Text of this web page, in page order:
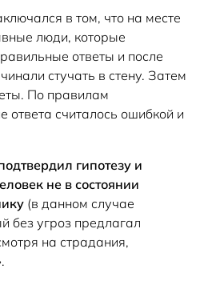
в том, что на месте
люди, которые
ответы и после
стучать в стену. Затем
По правилам
ответа считалось ошибкой и
гипотезу и
не в состоянии
(в данном случае
без угроз предлагал
на страдания,